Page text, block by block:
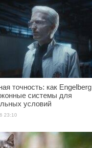
точность: как Engelberg
системы для
условий
23:10